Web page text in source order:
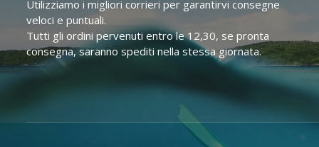
Utilizziamo i migliori corrieri per garantirvi consegne
veloci e puntuali.
Tutti gli ordini pervenuti entro le 12,30, se pronta
consegna, saranno spediti nella stessa giornata.